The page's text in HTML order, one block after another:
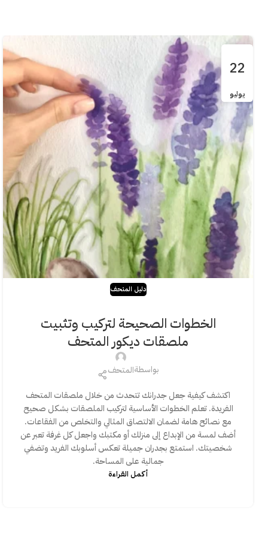
22
يوليو
دليل المتحف
الخطوات الصحيحة لتركيب وتثبيت
ملصقات ديكور المتحف
بواسطةالمتحف
اكتشف كيفية جعل جدرانك تتحدث من خلال ملصقات المتحف
الفريدة. تعلم الخطوات الأساسية لتركيب الملصقات بشكل صحيح
مع نصائح هامة لضمان الالتصاق المثالي والتخلص من الفقاعات.
أضف لمسة من الإبداع إلى منزلك أو مكتبك واجعل كل غرفة تعبر عن
شخصيتك. استمتع بجدران جميلة تعكس أسلوبك الفريد وتضفي
جمالية على المساحة.
أكمـل القـراءة